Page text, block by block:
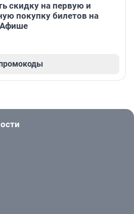
скидку на первую и
покупку билетов на